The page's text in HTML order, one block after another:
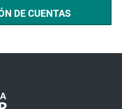
DE CUENTAS